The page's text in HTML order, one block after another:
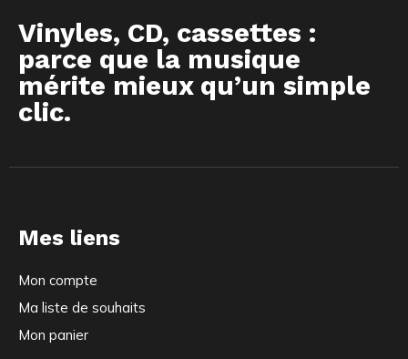
Vinyles, CD, cassettes :
parce que la musique
mérite mieux qu’un simple
clic.
Mes liens
Mon compte
Ma liste de souhaits
Mon panier